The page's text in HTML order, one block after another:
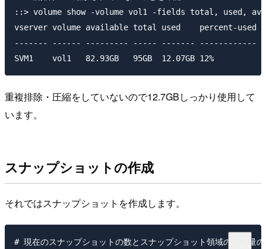
::> volume show -volume vol1 -fields total, used,
vserver volume available total used    percent-used sis-
------- ------ --------- ----- ------- ------------
重複排除・圧縮をしていないので12.7GBしっかり使用して
います。
スナップショットの作成
それではスナップショットを作成します。
# 現在のスナップショットの数とスナップショット領域の使用量